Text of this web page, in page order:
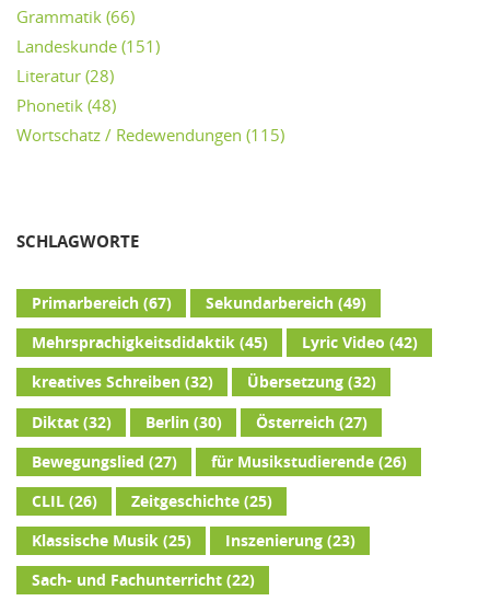
Grammatik (66)
Landeskunde (151)
Literatur (28)
Phonetik (48)
Wortschatz / Redewendungen (115)
SCHLAGWORTE
Primarbereich(67) Sekundarbereich(49)
Mehrsprachigkeitsdidaktik(45) Lyric Video (42)
kreatives Schreiben(32) Übersetzung(32)
Diktat(32) Berlin(30) Österreich(27)
Bewegungslied (27) für Musikstudierende(26)
CLIL(26) Zeitgeschichte(25)
Klassische Musik(25) Inszenierung(23)
Sach- und Fachunterricht(22)